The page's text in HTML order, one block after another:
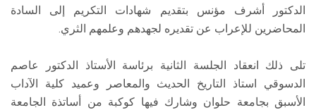
الدكتور أشرف مؤنس بتقديم شهادات التكريم إلى السادة
المحاضرين للإعراب عن تقديره لجهدهم وعلمهم الثري.
تلى ذلك انعقاد الجلسة الثانية برئاسة الأستاذ الدكتور عاصم
الدسوقي استاذ التاريخ الحديث والمعاصر وعميد كلية الآداب
الأسبق بجامعة حلوان وشارك فيها كوكبة من أساتذة الجامعة